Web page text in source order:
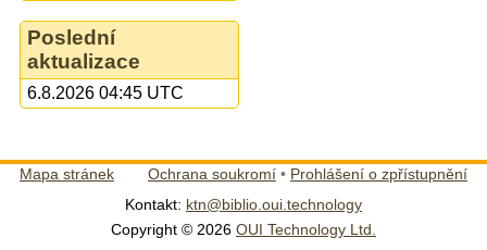
Poslední
aktualizace
6.8.2026 04:45 UTC
Mapa stránek Ochrana soukromí • Prohlášení o zpřístupnění
Kontakt: ktn@biblio.oui.technology
Copyright © 2026 OUI Technology Ltd.